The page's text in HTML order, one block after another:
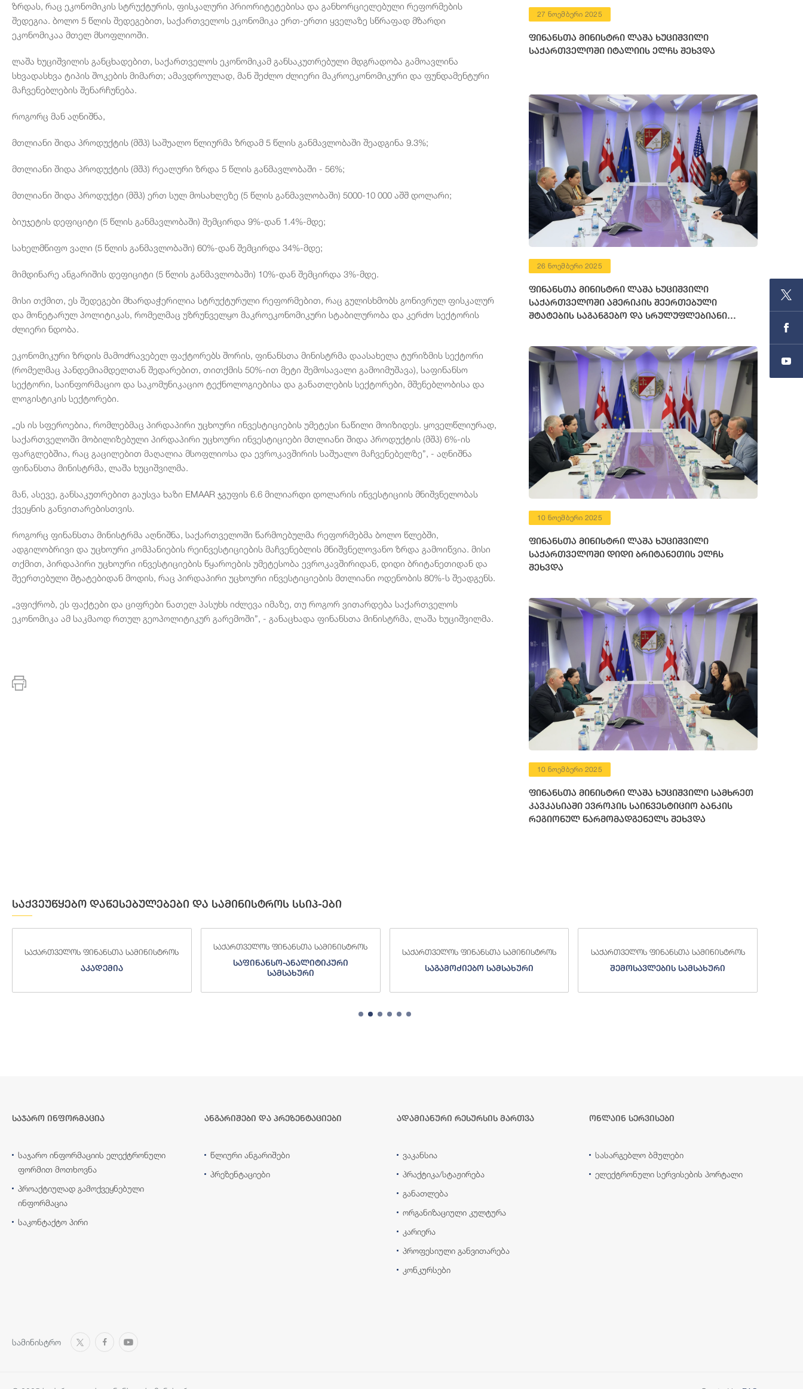
ზრდას, რაც ეკონომიკის სტრუქტურის, ფისკალური პრიორიტეტებისა და განხორციელებული რეფორმების
შედეგია. ბოლო 5 წლის შედეგებით, საქართველოს ეკონომიკა ერთ-ერთი ყველაზე სწრაფად მზარდი
ეკონომიკაა მთელ მსოფლიოში.
ლაშა ხუციშვილის განცხადებით, საქართველოს ეკონომიკამ განსაკუთრებული მდგრადობა გამოავლინა
სხვადასხვა ტიპის შოკების მიმართ; ამავდროულად, მან შეძლო ძლიერი მაკროეკონომიკური და ფუნდამენტური
მაჩვენებლების შენარჩუნება.
როგორც მან აღნიშნა,
მთლიანი შიდა პროდუქტის (მშპ) საშუალო წლიურმა ზრდამ 5 წლის განმავლობაში შეადგინა 9.3%;
მთლიანი შიდა პროდუქტის (მშპ) რეალური ზრდა 5 წლის განმავლობაში - 56%;
მთლიანი შიდა პროდუქტი (მშპ) ერთ სულ მოსახლეზე (5 წლის განმავლობაში) 5000-10 000 აშშ დოლარი;
ბიუჯეტის დეფიციტი (5 წლის განმავლობაში) შემცირდა 9%-დან 1.4%-მდე;
სახელმწიფო ვალი (5 წლის განმავლობაში) 60%-დან შემცირდა 34%-მდე;
მიმდინარე ანგარიშის დეფიციტი (5 წლის განმავლობაში) 10%-დან შემცირდა 3%-მდე.
მისი თქმით, ეს შედეგები მხარდაჭერილია სტრუქტურული რეფორმებით, რაც გულისხმობს გონივრულ ფისკალურ
და მონეტარულ პოლიტიკას, რომელმაც უზრუნველყო მაკროეკონომიკური სტაბილურობა და კერძო სექტორის
ძლიერი ნდობა.
ეკონომიკური ზრდის მამოძრავებელ ფაქტორებს შორის, ფინანსთა მინისტრმა დაასახელა ტურიზმის სექტორი
(რომელმაც პანდემიამდელთან შედარებით, თითქმის 50%-ით მეტი შემოსავალი გამოიმუშავა), საფინანსო
სექტორი, საინფორმაციო და საკომუნიკაციო ტექნოლოგიებისა და განათლების სექტორები, მშენებლობისა და
ლოგისტიკის სექტორები.
„ეს ის სფეროებია, რომლებმაც პირდაპირი უცხოური ინვესტიციების უმეტესი ნაწილი მოიზიდეს. ყოველწლიურად,
საქართველოში მობილიზებული პირდაპირი უცხოური ინვესტიციები მთლიანი შიდა პროდუქტის (მშპ) 6%-ის
ფარგლებშია, რაც გაცილებით მაღალია მსოფლიოსა და ევროკავშირის საშუალო მაჩვენებელზე”, - აღნიშნა
ფინანსთა მინისტრმა, ლაშა ხუციშვილმა.
მან, ასევე, განსაკუთრებით გაუსვა ხაზი EMAAR ჯგუფის 6.6 მილიარდი დოლარის ინვესტიციის მნიშვნელობას
ქვეყნის განვითარებისთვის.
როგორც ფინანსთა მინისტრმა აღნიშნა, საქართველოში წარმოებულმა რეფორმებმა ბოლო წლებში,
ადგილობრივი და უცხოური კომპანიების რეინვესტიციების მაჩვენებლის მნიშვნელოვანო ზრდა გამოიწვია. მისი
თქმით, პირდაპირი უცხოური ინვესტიციების წყაროების უმეტესობა ევროკავშირიდან, დიდი ბრიტანეთიდან და
შეერთებული შტატებიდან მოდის, რაც პირდაპირი უცხოური ინვესტიციების მთლიანი ოდენობის 80%-ს შეადგენს.
„ვფიქრობ, ეს ფაქტები და ციფრები ნათელ პასუხს იძლევა იმაზე, თუ როგორ ვითარდება საქართველოს
ეკონომიკა ამ საკმაოდ რთულ გეოპოლიტიკურ გარემოში”, - განაცხადა ფინანსთა მინისტრმა, ლაშა ხუციშვილმა.
27 ნოემბერი 2025
ფინანსთა მინისტრი ლაშა ხუციშვილი
საქართველოში იტალიის ელჩს შეხვდა
26 ნოემბერი 2025
ფინანსთა მინისტრი ლაშა ხუციშვილი
საქართველოში ამერიკის შეერთებული
შტატების საგანგებო და სრულუფლებიანი
10 ნოემბერი 2025
ფინანსთა მინისტრი ლაშა ხუციშვილი
საქართველოში დიდი ბრიტანეთის ელჩს
შეხვდა
10 ნოემბერი 2025
ფინანსთა მინისტრი ლაშა ხუციშვილი სამხრეთ
კავკასიაში ევროპის საინვესტიციო ბანკის
რეგიონულ წარმომადგენელს შეხვდა
საქვეუწყებო დაწესებულებები და სამინისტროს სსიპ-ები
საფინანსო-ანალიტიკური
სამსახური
საქართველოს ფინანსთა სამინისტროს
საგამოძიებო სამსახური
საქართველოს ფინანსთა სამინისტროს
შემოსავლების სამსახური
საქართველოს ფინანსთა სამინისტროს
სახელმწიფო ხაზინა
საჯარო ინფორმაცია
საჯარო ინფორმაციის ელექტრონული
ფორმით მოთხოვნა
პროაქტიულად გამოქვეყნებული
ინფორმაცია
საკონტაქტო პირი
ანგარიშები და პრეზენტაციები
წლიური ანგარიშები
პრეზენტაციები
ადამიანური რესურსის მართვა
ვაკანსია
პრაქტიკა/სტაჟირება
განათლება
ორგანიზაციული კულტურა
კარიერა
პროფესიული განვითარება
კონკურსები
ონლაინ სერვისები
სასარგებლო ბმულები
ელექტრონული სერვისების პორტალი
სამინისტრო